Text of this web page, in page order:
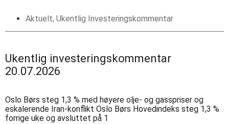
Aktuelt, Ukentlig Investeringskommentar
Ukentlig investeringskommentar
20.07.2026
Oslo Børs steg 1,3 % med høyere olje- og gasspriser og
eskalerende Iran-konflikt Oslo Børs Hovedindeks steg 1,3 %
forrige uke og avsluttet på 1